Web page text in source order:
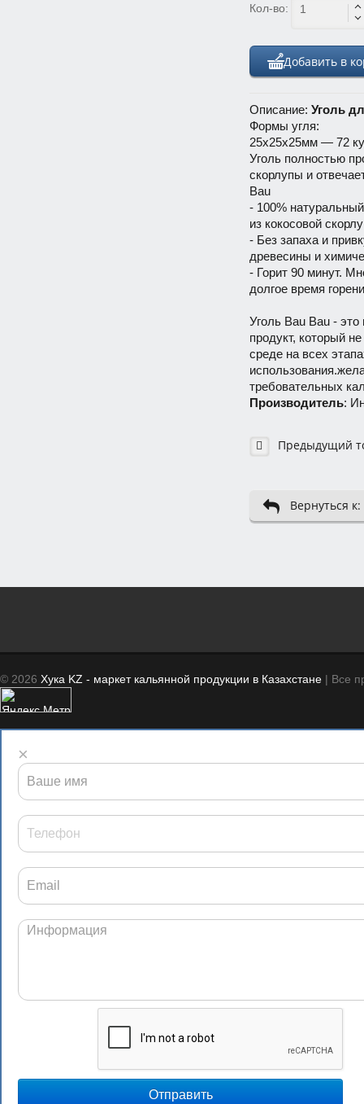
Кол-во:
Добавить в
Описание: Уголь
Формы угля:
25х25х25мм — 72
Уголь полностью
скорлупы и
Bau
- 100%
из кокосовой
- Без запаха и
древесины и
- Горит 90 минут.
долгое время
Уголь Bau Bau -
продукт, который
среде на всех
требовательных
Производитель:
Предыдущий
Вернуться
© 2026 Хука KZ - маркет кальянной продукции в Казахстане | Все
×
Отправить